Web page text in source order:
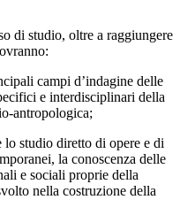
di studio, oltre a raggiungere
campi d’indagine delle
e interdisciplinari della
antropologica;
lo studio diretto di opere e di
la conoscenza delle
e sociali proprie della
nella costruzione della